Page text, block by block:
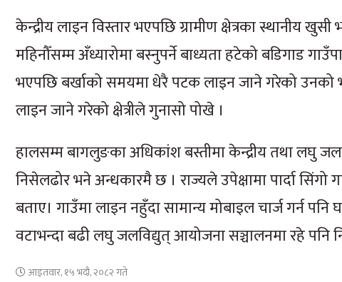
केन्द्रीय लाइन विस्तार भएपछि ग्रामीण क्षेत्रका स्थानीय
महिनौँसम्म अँध्यारोमा बस्नुपर्ने बाध्यता हटेको बडिगाड
भएपछि बर्खाको समयमा धेरै पटक लाइन जाने गरेको
लाइन जाने गरेको क्षेत्रीले गुनासो पोखे ।
हालसम्म बागलुङका अधिकांश बस्तीमा केन्द्रीय तथा लघु
निसेलढोर भने अन्धकारमै छ । राज्यले उपेक्षामा पार्दा
बताए। गाउँमा लाइन नहुँदा सामान्य मोबाइल चार्ज गर्न
वटाभन्दा बढी लघु जलविद्युत् आयोजना सञ्चालनमा रहे पनि
आइतवार, १५ भदौ, २०८२ गते